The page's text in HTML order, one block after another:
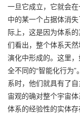
一旦它成立，它就会
中的某一个占据体消
际上，这是因为体系
们看出，整个体系天
演化中形成的。这里
全不同的“智能化行为
系时，他们就具有了
宙观的确对整个宇宙
体系的经验性的实体